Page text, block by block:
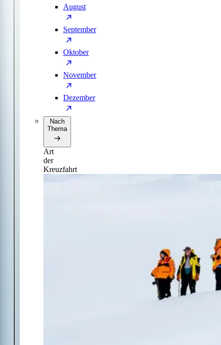
August
September
Oktober
November
Dezember
Nach
Thema
Art
der
Kreuzfahrt